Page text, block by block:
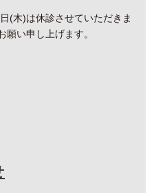
(木)は休診させていただきま
い申し上げます。